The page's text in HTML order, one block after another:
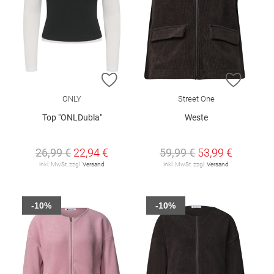
ZUR WUNSCHLISTE HINZUFÜGEN
ONLY
Top "ONLDubla"
26,99 € 22,94 €
inkl. MwSt. zzgl. Versand
ZUR
Street One
Weste
59,99 € 53,99 €
inkl. MwSt. zzgl. Versand
-10% -10%